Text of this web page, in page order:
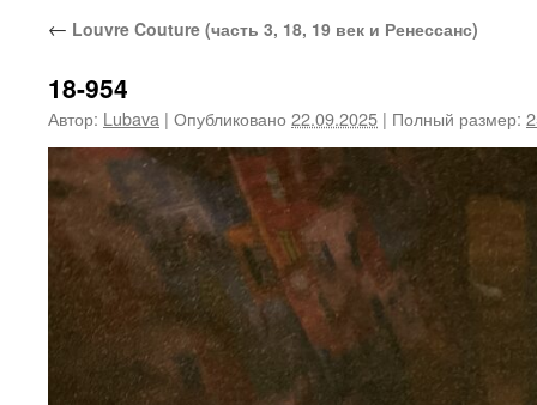
← Louvre Couture (часть 3, 18, 19 век и Ренессанс)
18-954
Автор: Lubava | Опубликовано 22.09.2025 | Полный размер: